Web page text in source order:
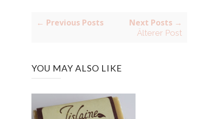
← Previous Posts Next Posts →
Älterer Post
YOU MAY ALSO LIKE